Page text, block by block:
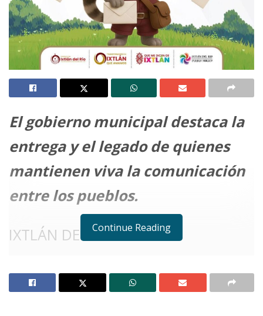
El gobierno municipal destaca la
entrega y el legado de quienes
mantienen viva la comunicación
entre los pueblos.
IXTLÁN DEL RÍO.
Notas Relacionadas
Continue Reading